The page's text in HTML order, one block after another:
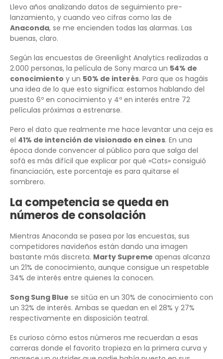
Llevo años analizando datos de seguimiento pre-
lanzamiento, y cuando veo cifras como las de
Anaconda, se me encienden todas las alarmas. Las
buenas, claro.
Según las encuestas de Greenlight Analytics realizadas a
2.000 personas, la película de Sony marca un 54% de
conocimiento y un 50% de interés. Para que os hagáis
una idea de lo que esto significa: estamos hablando del
puesto 6º en conocimiento y 4º en interés entre 72
películas próximas a estrenarse.
Pero el dato que realmente me hace levantar una ceja es
el 41% de intención de visionado en cines. En una
época donde convencer al público para que salga del
sofá es más difícil que explicar por qué «Cats» consiguió
financiación, este porcentaje es para quitarse el
sombrero.
La competencia se queda en
números de consolación
Mientras Anaconda se pasea por las encuestas, sus
competidores navideños están dando una imagen
bastante más discreta. Marty Supreme apenas alcanza
un 21% de conocimiento, aunque consigue un respetable
34% de interés entre quienes la conocen.
Song Sung Blue se sitúa en un 30% de conocimiento con
un 32% de interés. Ambas se quedan en el 28% y 27%
respectivamente en disposición teatral.
Es curioso cómo estos números me recuerdan a esas
carreras donde el favorito tropieza en la primera curva y